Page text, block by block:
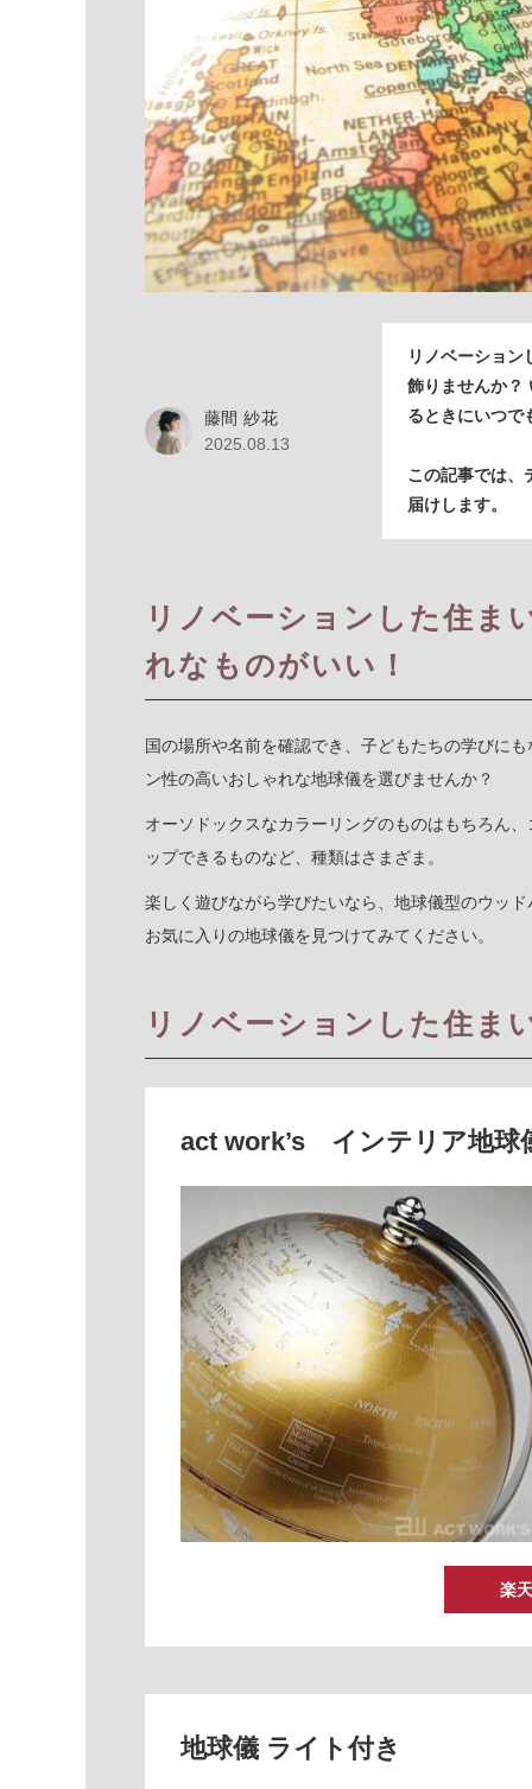
藤間 紗花
2025.08.13
リノベーショ
飾りませんか？
るときにいつで
この記事では、
届けします。
リノベーションした住ま
れなものがいい！
国の場所や名前を確認でき、子どもたちの学びに
ン性の高いおしゃれな地球儀を選びませんか？
オーソドックスなカラーリングのものはもちろん
ップできるものなど、種類はさまざま。
楽しく遊びながら学びたいなら、地球儀型のウッ
お気に入りの地球儀を見つけてみてください。
リノベーションした住ま
act work’s インテリア地球
楽
地球儀 ライト付き